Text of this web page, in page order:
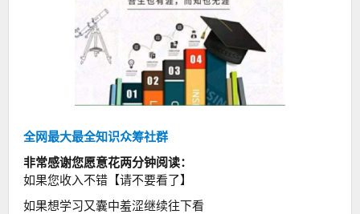
全网最大最全知识众筹社群
非常感谢您愿意花两分钟阅读：
如果您收入不错【请不要看了】
如果想学习又囊中羞涩继续往下看